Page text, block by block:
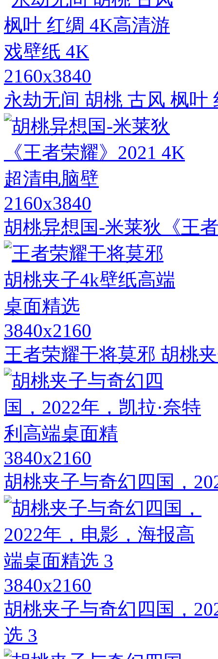
2160x3840
永劫无间 胡桃 古风 枫叶
2160x3840
胡桃异想国-米莱狄《王
3840x2160
王者荣耀干将莫邪 胡桃
3840x2160
胡桃夹子与奇幻四国，
3840x2160
胡桃夹子与奇幻四国，
选 3